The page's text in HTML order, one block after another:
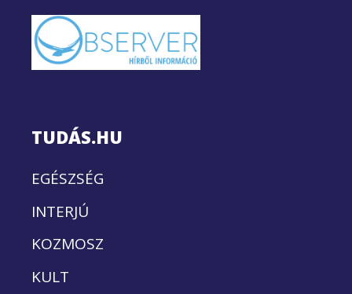
TUDÁS.HU
EGÉSZSÉG
INTERJÚ
KOZMOSZ
KULT